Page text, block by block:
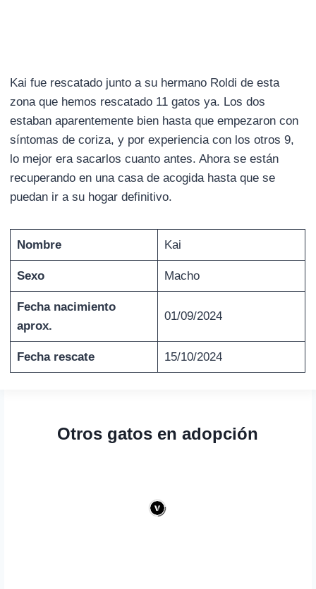
Kai fue rescatado junto a su hermano Roldi de esta
zona que hemos rescatado 11 gatos ya. Los dos
estaban aparentemente bien hasta que empezaron con
síntomas de coriza, y por experiencia con los otros 9,
lo mejor era sacarlos cuanto antes. Ahora se están
recuperando en una casa de acogida hasta que se
puedan ir a su hogar definitivo.
Nombre Kai
Sexo Macho
Fecha nacimiento
aprox.
01/09/2024
Fecha rescate 15/10/2024
Otros gatos en adopción